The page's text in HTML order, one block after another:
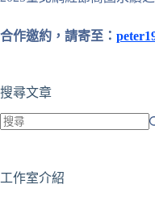
合作邀約，請寄至：
搜尋文章
到
工作室介紹